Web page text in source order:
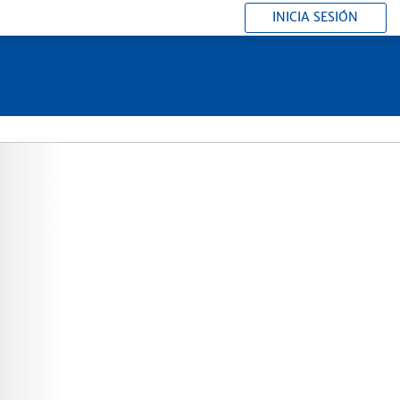
INICIA SESIÓN